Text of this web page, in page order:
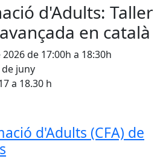
d'Adults: Taller
en català
de 17:00h a 18:30h
juny
a 18.30 h
d'Adults (CFA) de